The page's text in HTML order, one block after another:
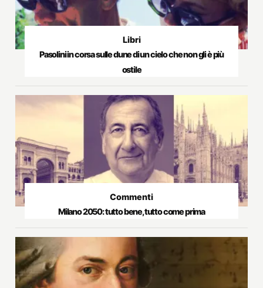
Libri
Pasolini in corsa sulle dune di un cielo che non gli è più
ostile
Commenti
Milano 2050: tutto bene, tutto come prima